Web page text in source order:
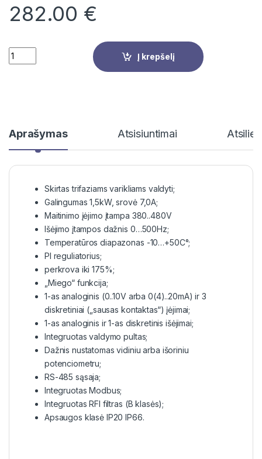
282.00 €
Quantity
Į krepšelį
Aprašymas Atsisiuntimai
Skirtas trifaziams varikliams valdyti;
Galingumas 1,5kW, srovė 7,0A;
Maitinimo įėjimo įtampa 380..480V
Išėjimo įtampos dažnis 0…500Hz;
Temperatūros diapazonas -10…+50C°;
PI reguliatorius;
perkrova iki 175%;
„Miego“ funkcija;
1-as analoginis (0..10V arba 0(4)..20mA) ir 3
diskretiniai („sausas kontaktas“) įėjimai;
1-as analoginis ir 1-as diskretinis išėjimai;
Integruotas valdymo pultas;
Dažnis nustatomas vidiniu arba išoriniu
potenciometru;
RS-485 sąsaja;
Integruotas Modbus;
Integruotas RFI filtras (B klasės);
Apsaugos klasė IP20 IP66.